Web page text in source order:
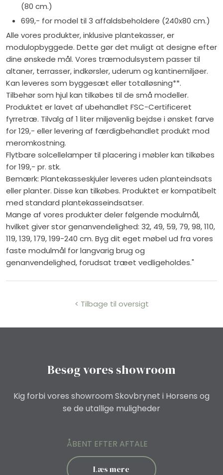
(80 cm.)
699,- for model til 3 affaldsbeholdere (240x80 cm.)
Alle vores produkter, inklusive plantekasser, er
modulopbyggede. Dette gør det muligt at designe efter
dine ønskede mål. Vores træmodulsystem passer til
altaner, terrasser, indkørsler, uderum og kantinemiljøer.
Kan leveres som byggesæt eller totalløsning**.
Tilbehør som hjul kan tilkøbes til de små modeller.
Produktet er lavet af ubehandlet FSC-Certificeret
fyrretræ. Tilvalg af 1 liter miljøvenlig bejdse i ønsket farve
for 129,- eller levering af færdigbehandlet produkt mod
meromkostning.
Flytbare solcellelamper til placering i møbler kan tilkøbes
for 199,- pr. stk.
Bemærk: Plantekasseskjuler leveres uden planteindsats
eller planter. Disse kan tilkøbes. Produktet er kompatibelt
med standard plantekasseindsatser.
Mange af vores produkter deler følgende modulmål,
hvilket giver stor genanvendelighed: 32, 49, 59, 79, 98, 110,
119, 139, 179, 199-240 cm. Byg dit eget møbel ud fra vores
faste modulmål for langvarig brug og
genanvendelighed, forudsat træet vedligeholdes."
< Tilbage til oversigt
Besøg vores showroom
Kig forbi vores showroom Skovbrynet i Horsens og
se de utallige muligheder
ÅBENT EFTER AFTALE
Læs mere